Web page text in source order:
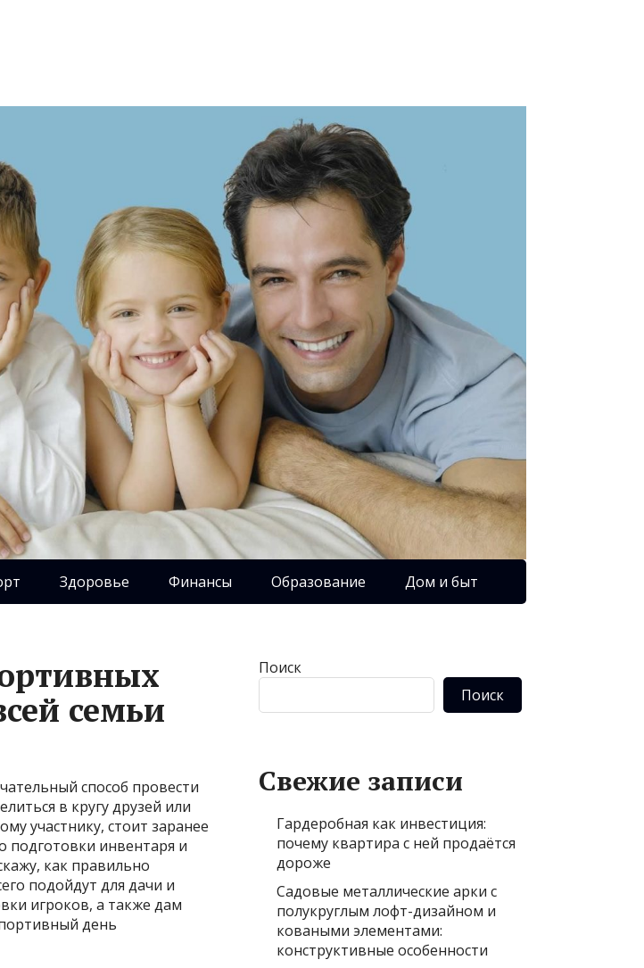
Здоровье Финансы Образование Дом и быт
семьи
способ провести
в кругу друзей или
участнику, стоит заранее
подготовки инвентаря и
как правильно
подойдут для дачи и
игроков, а также дам
день
Поиск
Поиск
Свежие записи
Гардеробная как инвестиция:
почему квартира с ней продаётся
дороже
Садовые металлические арки с
полукруглым лофт-дизайном и
коваными элементами:
конструктивные особенности